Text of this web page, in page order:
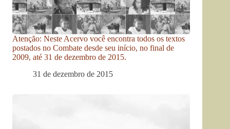
Atenção: Neste Acervo você encontra todos os textos
postados no Combate desde seu início, no final de
2009, até 31 de dezembro de 2015.
31 de dezembro de 2015